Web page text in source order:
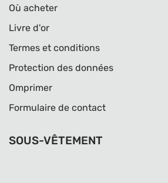
Où acheter
Livre d'or
Termes et conditions
Protection des données
Omprimer
Formulaire de contact
SOUS-VÊTEMENT